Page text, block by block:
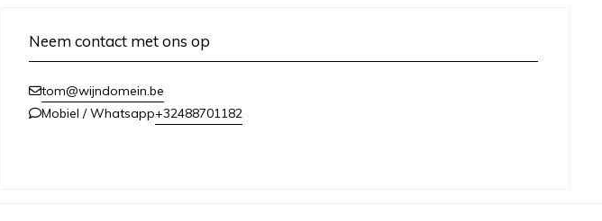
Neem contact met ons op
tom@wijndomein.be
Mobiel / Whatsapp+32488701182